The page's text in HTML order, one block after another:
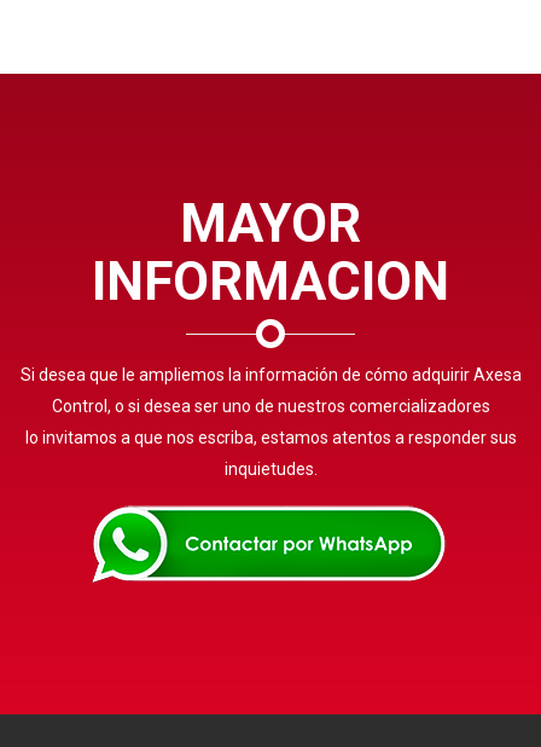
MAYOR
INFORMACION
Si desea que le ampliemos la información de cómo adquirir Axesa
Control, o si desea ser uno de nuestros comercializadores
lo invitamos a que nos escriba, estamos atentos a responder sus
inquietudes.